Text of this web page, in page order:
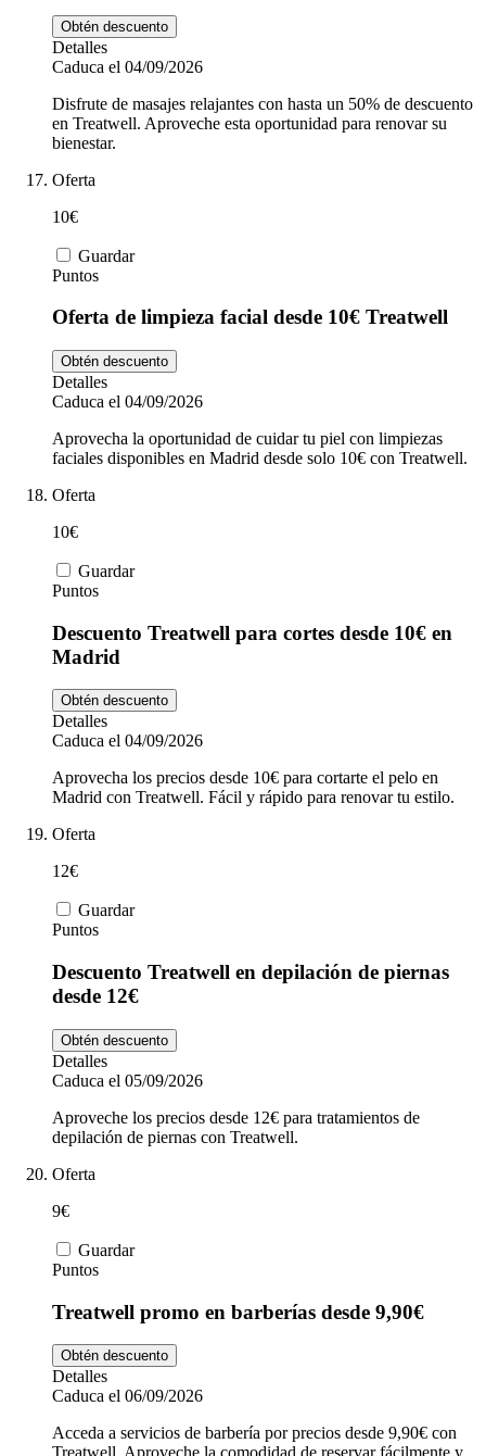
Obtén descuento
Detalles
Caduca el 04/09/2026
Disfrute de masajes relajantes con hasta un 50% de descuento
en Treatwell. Aproveche esta oportunidad para renovar su
bienestar.
Oferta
10€
Guardar
Puntos
Oferta de limpieza facial desde 10€ Treatwell
Obtén descuento
Detalles
Caduca el 04/09/2026
Aprovecha la oportunidad de cuidar tu piel con limpiezas
faciales disponibles en Madrid desde solo 10€ con Treatwell.
Oferta
10€
Guardar
Puntos
Descuento Treatwell para cortes desde 10€ en
Madrid
Obtén descuento
Detalles
Caduca el 04/09/2026
Aprovecha los precios desde 10€ para cortarte el pelo en
Madrid con Treatwell. Fácil y rápido para renovar tu estilo.
Oferta
12€
Guardar
Puntos
Descuento Treatwell en depilación de piernas
desde 12€
Obtén descuento
Detalles
Caduca el 05/09/2026
Aproveche los precios desde 12€ para tratamientos de
depilación de piernas con Treatwell.
Oferta
9€
Guardar
Puntos
Treatwell promo en barberías desde 9,90€
Obtén descuento
Detalles
Caduca el 06/09/2026
Acceda a servicios de barbería por precios desde 9,90€ con